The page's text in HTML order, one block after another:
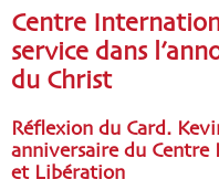
Centre
service dans
du Christ
Réflexion du Card.
anniversaire du
et Libération